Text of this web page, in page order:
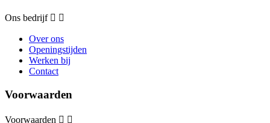
Ons bedrijf  
Over ons
Openingstijden
Werken bij
Contact
Voorwaarden
Voorwaarden  